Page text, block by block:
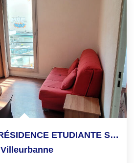
A LOUER - T2- - RÉSIDENCE ETUDIANTE SECURISE
Villeurbanne